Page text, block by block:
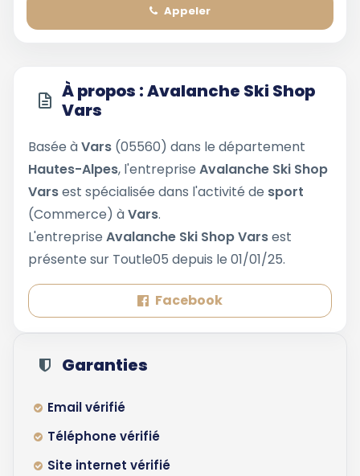
Appeler
À propos : Avalanche Ski Shop
Vars
Basée àVars (05560) dans le département
Hautes-Alpes, l'entreprise Avalanche Ski Shop
Varsest spécialisée dans l'activité de sport
(Commerce) àVars.
L'entreprise Avalanche Ski Shop Varsest
présente sur Toutle05 depuis le 01/01/25.
Facebook
Garanties
Email vérifié
Téléphone vérifié
Site internet vérifié